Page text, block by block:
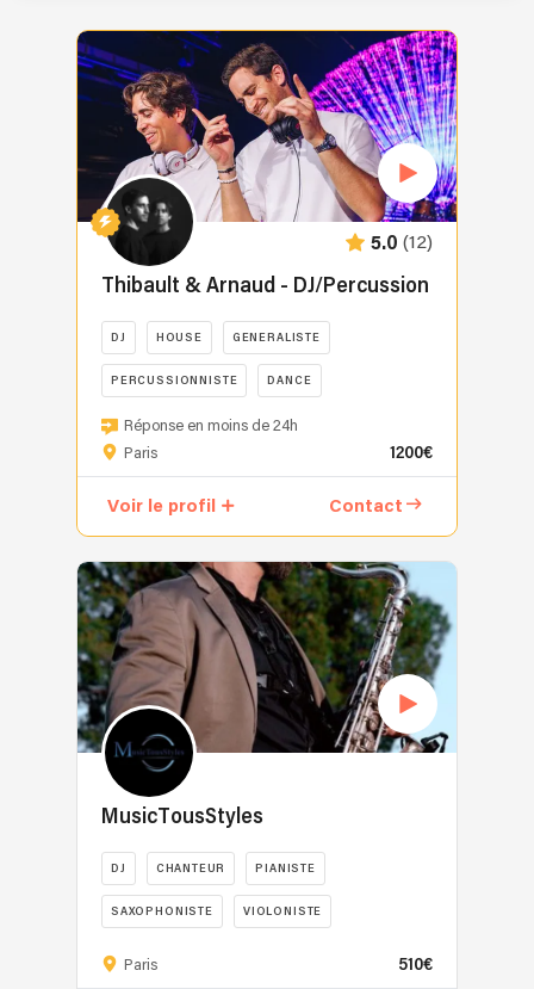
5.0 (12)
Thibault & Arnaud - DJ/Percussion
DJ HOUSE GENERALISTE
PERCUSSIONNISTE DANCE
Pourquoi
nous
bon
DJ
pour
un
mariage
ou
un
événement
n’est
jamais
l’ambiance
musicale
au
Réponse en moins de 24h
Paris
1200€
Voir le profil Contact
MusicTousStyles
DJ CHANTEUR PIANISTE
SAXOPHONISTE VIOLONISTE
est
Paris 510€